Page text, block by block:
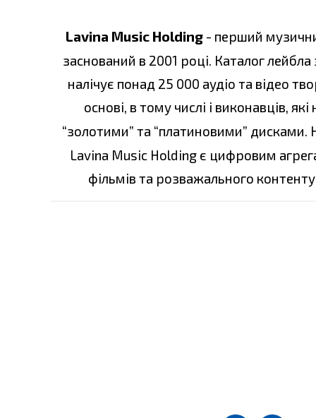
Lavina Music Holding - перший
заснований в 2001 році. Каталог лейбла
налічує понад 25 000 аудіо та відео
основі, в тому числі і виконавців,
“золотими” та “платиновими” дисками.
Lavina Music Holding є цифровим
фільмів та розважального